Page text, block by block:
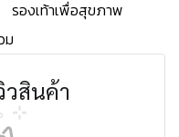
รองเท้าเพื่อสุขภาพ
ม
สินค้า